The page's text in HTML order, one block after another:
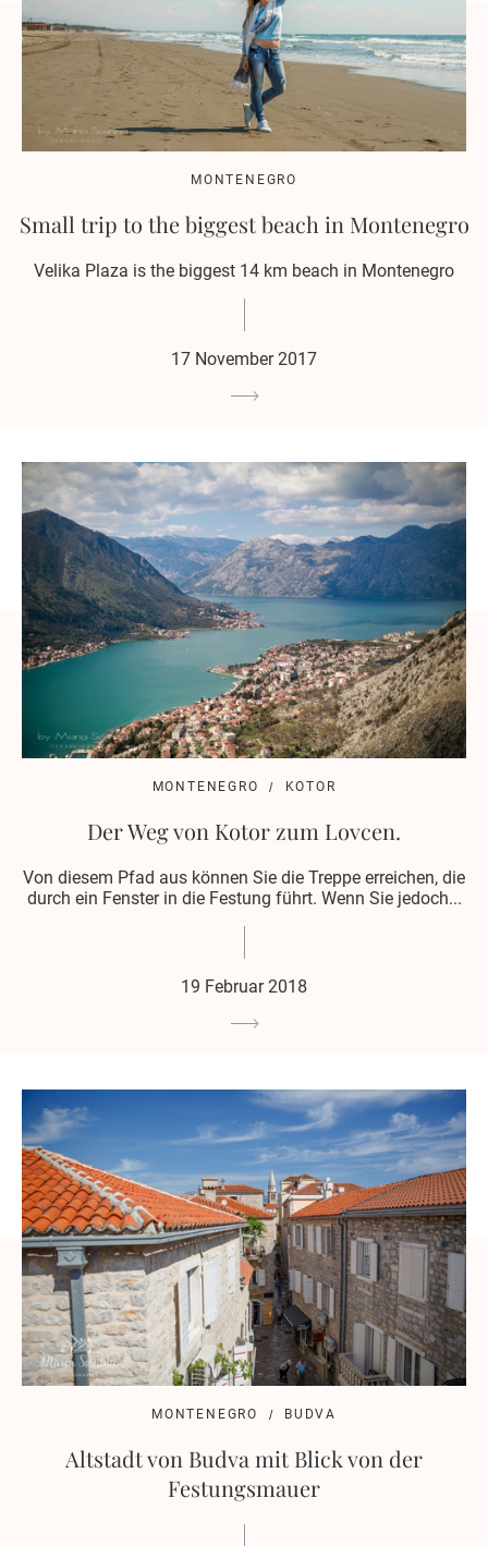
MONTENEGRO
Small trip to the biggest beach in Montenegro
Velika Plaza is the biggest 14 km beach in Montenegro
17 November 2017
MONTENEGRO KOTOR
Der Weg von Kotor zum Lovcen.
Von diesem Pfad aus können Sie die Treppe erreichen, die
durch ein Fenster in die Festung führt. Wenn Sie jedoch...
19 Februar 2018
MONTENEGRO BUDVA
Altstadt von Budva mit Blick von der
Festungsmauer